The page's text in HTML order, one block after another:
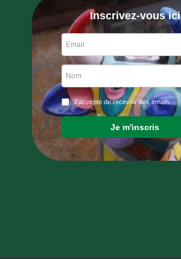
Inscrivez-vous ici
J'accepte de recevoir des emails
Je m'inscris